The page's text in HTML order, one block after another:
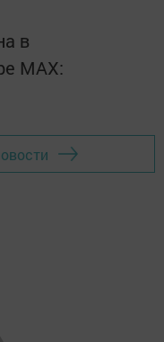
в
MАХ: